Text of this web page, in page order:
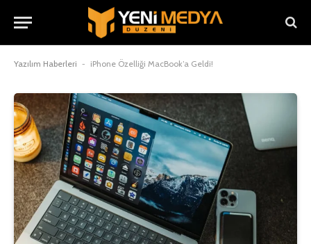
Yazılım Haberleri - iPhone Özelliği MacBook’a Geldi!